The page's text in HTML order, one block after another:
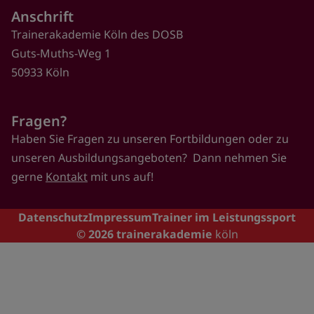
Anschrift
Trainerakademie Köln des DOSB
Guts-Muths-Weg 1
50933 Köln
Fragen?
Haben Sie Fragen zu unseren Fortbildungen oder zu
unseren Ausbildungsangeboten? Dann nehmen Sie
gerne Kontakt mit uns auf!
Footer
DatenschutzImpressumTrainer im Leistungssport
© 2026trainerakademie köln